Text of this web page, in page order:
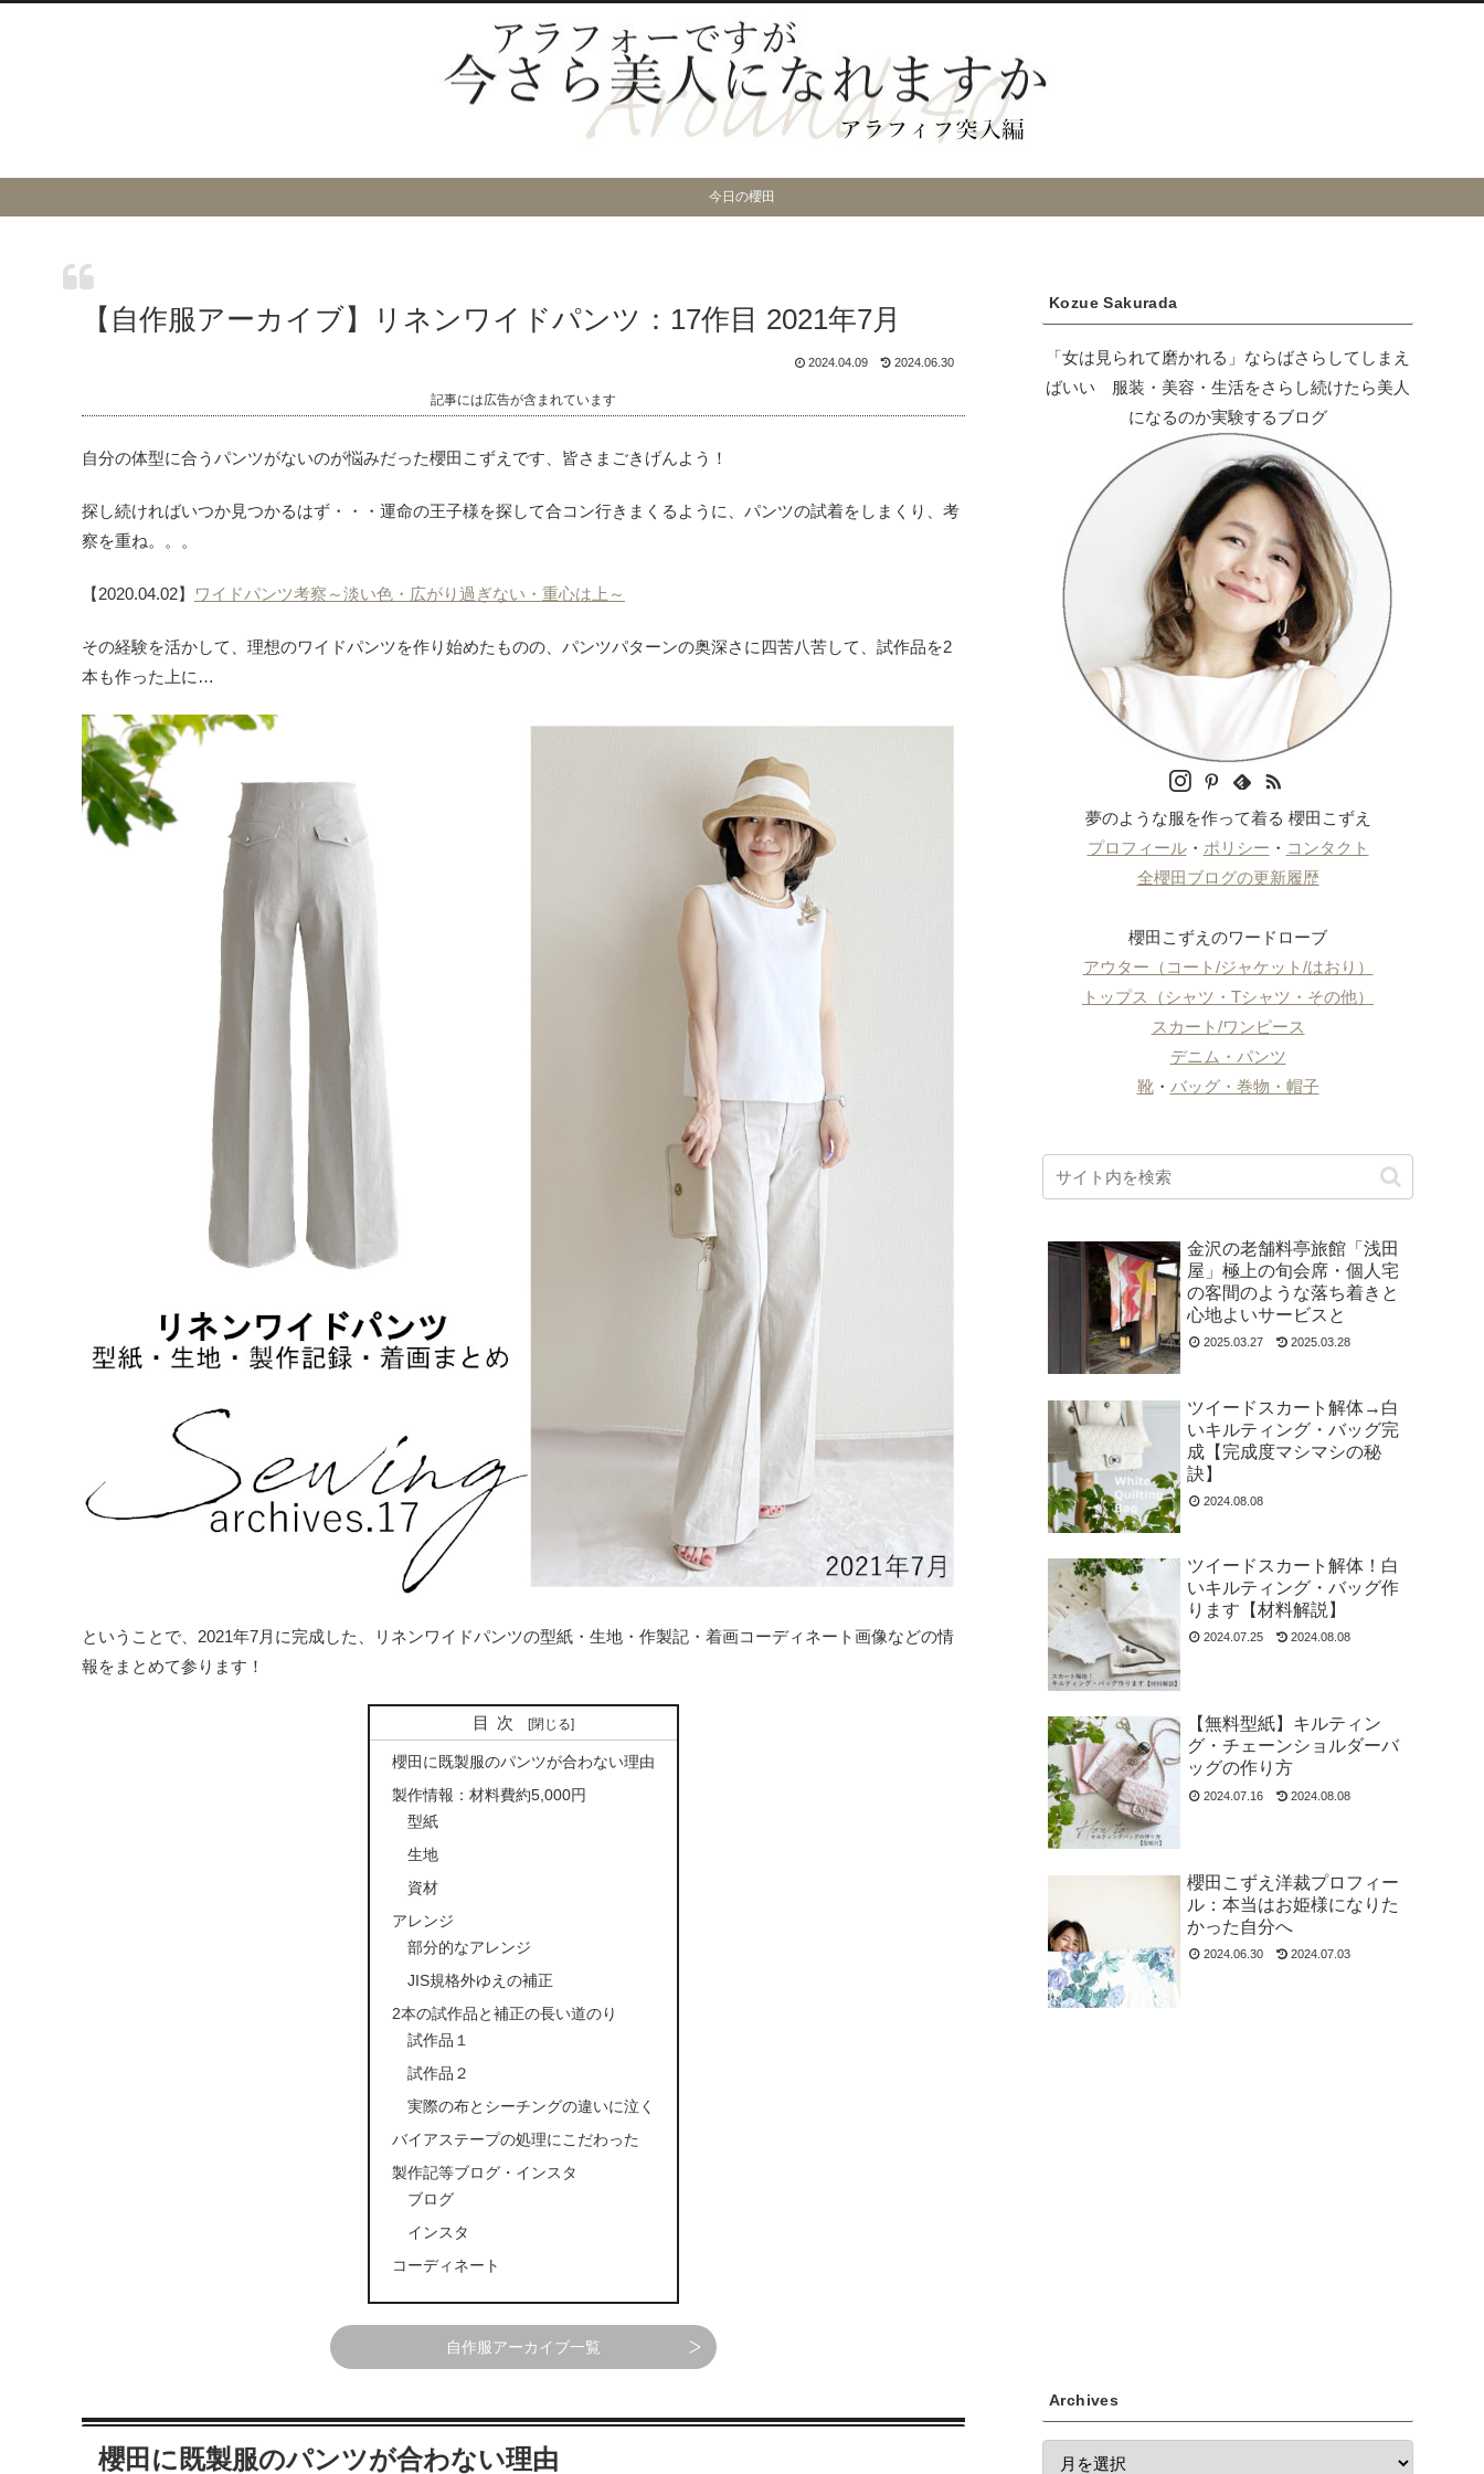
今日の櫻田
【自作服アーカイブ】リネンワイドパンツ：17作目 2021年7月
2024.04.09 2024.06.30
記事には広告が含まれています
自分の体型に合うパンツがないのが悩みだった櫻田こずえです、皆さまごきげんよう！
探し続ければいつか見つかるはず・・・運命の王子様を探して合コン行きまくるように、パンツの試着をしまくり、考
察を重ね。。。
【2020.04.02】 ワイドパンツ考察～淡い色・広がり過ぎない・重心は上～
その経験を活かして、理想のワイドパンツを作り始めたものの、パンツパターンの奥深さに四苦八苦して、試作品を2
本も作った上に…
ということで、2021年7月に完成した、リネンワイドパンツの型紙・生地・作製記・着画コーディネート画像などの情
報をまとめて参ります！
目次
櫻田に既製服のパンツが合わない理由
製作情報：材料費約5,000円
型紙
生地
資材
アレンジ
部分的なアレンジ
JIS規格外ゆえの補正
2本の試作品と補正の長い道のり
試作品１
試作品２
実際の布とシーチングの違いに泣く
バイアステープの処理にこだわった
製作記等ブログ・インスタ
ブログ
インスタ
コーディネート
自作服アーカイブ一覧
櫻田に既製服のパンツが合わない理由
Kozue Sakurada
「女は見られて磨かれる」ならばさらしてしまえ
ばいい 服装・美容・生活をさらし続けたら美人
になるのか実験するブログ
夢のような服を作って着る 櫻田こずえ
プロフィール・ ポリシー ・ コンタクト
全櫻田ブログの更新履歴
櫻田こずえのワードローブ
アウター（コート/ジャケット/はおり）
トップス（シャツ・Tシャツ・その他）
スカート/ワンピース
デニム・パンツ
靴・ バッグ・巻物・帽子
金沢の老舗料亭旅館「浅田
屋」極上の旬会席・個人宅
の客間のような落ち着きと
心地よいサービスと
2025.03.27 2025.03.28
ツイードスカート解体→白
いキルティング・バッグ完
成【完成度マシマシの秘
訣】
2024.08.08
ツイードスカート解体！白
いキルティング・バッグ作
ります【材料解説】
2024.07.25 2024.08.08
【無料型紙】キルティン
グ・チェーンショルダーバ
ッグの作り方
2024.07.16 2024.08.08
櫻田こずえ洋裁プロフィー
ル：本当はお姫様になりた
かった自分へ
2024.06.30 2024.07.03
Archives